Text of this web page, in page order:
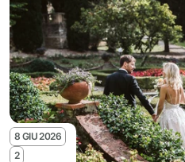
8 GIU 2026
2